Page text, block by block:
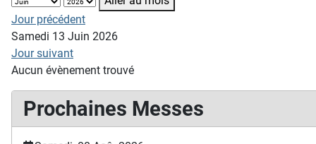
Jour précédent
Samedi 13 Juin 2026
Jour suivant
Aucun évènement trouvé
Prochaines Messes